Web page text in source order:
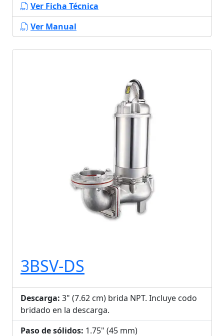
Ver Ficha Técnica
Ver Manual
3BSV-DS
Descarga: 3" (7.62 cm) brida NPT. Incluye codo
bridado en la descarga.
Paso de sólidos: 1.75" (45 mm)